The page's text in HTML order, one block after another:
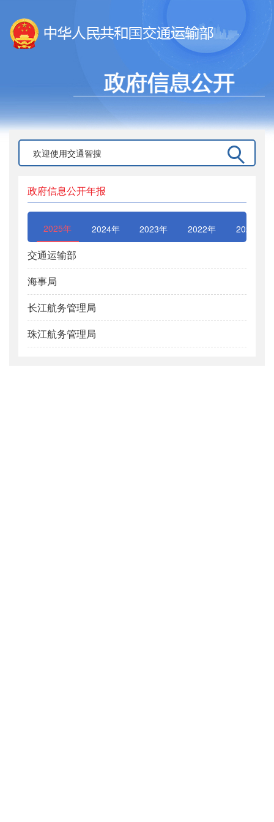
政府信息公开年报
2025年 2024年 2023年 2022年 2021年
交通运输部
海事局
长江航务管理局
珠江航务管理局